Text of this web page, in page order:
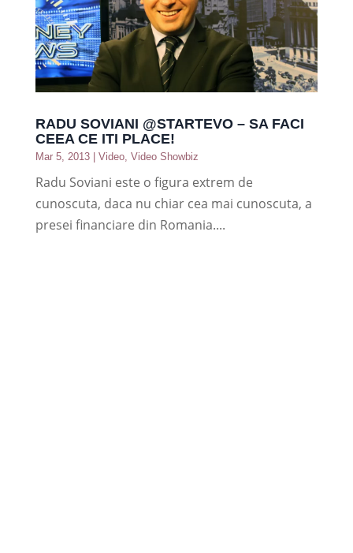
RADU SOVIANI @STARTEVO – SA FACI
CEEA CE ITI PLACE!
Mar 5, 2013| Video, Video Showbiz
Radu Soviani este o figura extrem de
cunoscuta, daca nu chiar cea mai cunoscuta, a
presei financiare din Romania....